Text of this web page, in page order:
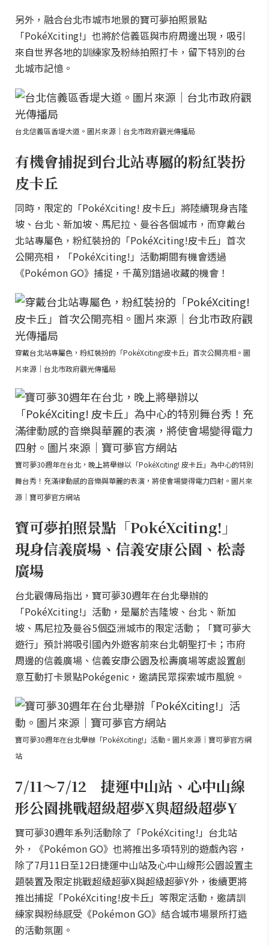
另外，融合台北市城市地景的寶可夢拍照景點
「PokéXciting!」也將於信義區與市府周邊出現，吸引
來自世界各地的訓練家及粉絲拍照打卡，留下特別的台
北城市記憶。
台北信義區香堤大道。圖片來源｜台北市政府觀光傳播局
有機會捕捉到台北站專屬的粉紅裝扮
皮卡丘
同時，限定的「PokéXciting! 皮卡丘」將陸續現身吉隆
坡、台北、新加坡、馬尼拉、曼谷各個城市，而穿戴台
北站專屬色，粉紅裝扮的「PokéXciting!皮卡丘」首次
公開亮相，「PokéXciting!」活動期間有機會透過
《Pokémon GO》捕捉，千萬別錯過收藏的機會！
穿戴台北站專屬色，粉紅裝扮的「PokéXciting!皮卡丘」首次公開亮相。圖
片來源｜台北市政府觀光傳播局
寶可夢30週年在台北，晚上將舉辦以「PokéXciting! 皮卡丘」為中心的特別
舞台秀！充滿律動感的音樂與華麗的表演，將使會場變得電力四射。圖片來
源｜寶可夢官方網站
寶可夢拍照景點「PokéXciting!」
現身信義廣場、信義安康公園、松壽
廣場
台北觀傳局指出，寶可夢30週年在台北舉辦的
「PokéXciting!」活動，是屬於吉隆坡、台北、新加
坡、馬尼拉及曼谷5個亞洲城市的限定活動；「寶可夢大
遊行」預計將吸引國內外遊客前來台北朝聖打卡；市府
周邊的信義廣場、信義安康公園及松壽廣場等處設置創
意互動打卡景點Pokégenic，邀請民眾探索城市風貌。
寶可夢30週年在台北舉辦「PokéXciting!」活動。圖片來源｜寶可夢官方網
站
7/11～7/12 捷運中山站、心中山線
形公園挑戰超級超夢X與超級超夢Y
寶可夢30週年系列活動除了「PokéXciting!」台北站
外，《Pokémon GO》也將推出多項特別的遊戲內容，
除了7月11日至12日捷運中山站及心中山線形公園設置主
題裝置及限定挑戰超級超夢X與超級超夢Y外，後續更將
推出捕捉「PokéXciting!皮卡丘」等限定活動，邀請訓
練家與粉絲感受《Pokémon GO》結合城市場景所打造
的活動氛圍。